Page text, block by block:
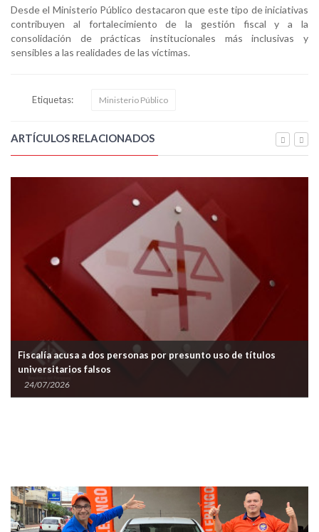
Desde el Ministerio Público destacaron que este tipo de iniciativas
contribuyen al fortalecimiento de la gestión fiscal y a la
consolidación de prácticas institucionales más inclusivas y
sensibles a las realidades de las víctimas.
Etiquetas: Ministerio Público
ARTÍCULOS RELACIONADOS
Fiscalía acusa a dos personas por presunto uso de títulos
universitarios falsos
24/07/2026